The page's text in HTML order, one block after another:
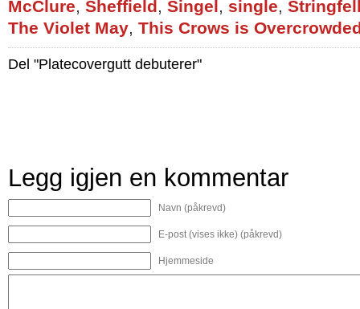
McClure, Sheffield, Singel, single,
The Violet May, This Crows is
Del "Platecovergutt debuterer"
Legg igjen en kommentar
Navn (påkrevd)
E-post (vises ikke) (påkrevd)
Hjemmeside